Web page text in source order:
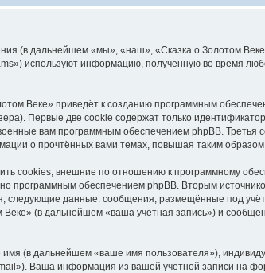
(в дальнейшем «мы», «наш», «Сказка о Золотом
используют информацию, полученную во время
Веке» приведёт к созданию программным
Первые две cookie содержат только
вам программным обеспечением phpBB. Третья
о прочтённых вами темах, повышая таким
cookies, внешние по отношению к программному
программным обеспечением phpBB. Вторым
следующие данные: сообщения, размещённые под
(в дальнейшем «ваша учётная запись») и
(в дальнейшем «ваше имя пользователя»),
Ваша информация из вашей учётной записи на